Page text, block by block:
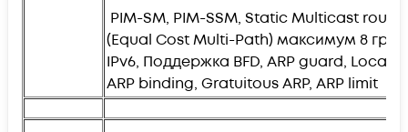
PIM-SM, PIM-SSM, Static Multicast
(Equal Cost Multi-Path) максимум 8
IPv6, Поддержка BFD, ARP guard, Local
ARP binding, Gratuitous ARP, ARP limit